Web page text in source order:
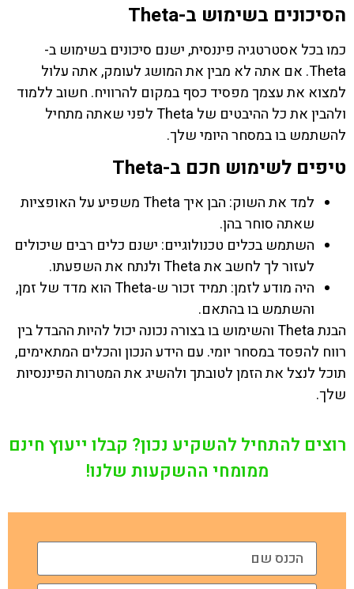
הסיכונים בשימוש ב-Theta
כמו בכל אסטרטגיה פיננסית, ישנם סיכונים בשימוש ב-
Theta. אם אתה לא מבין את המושג לעומק, אתה עלול
למצוא את עצמך מפסיד כסף במקום להרוויח. חשוב ללמוד
ולהבין את כל ההיבטים של Theta לפני שאתה מתחיל
להשתמש בו במסחר היומי שלך.
טיפים לשימוש חכם ב-Theta
למד את השוק: הבן איך Theta משפיע על האופציות
שאתה סוחר בהן.
השתמש בכלים טכנולוגיים: ישנם כלים רבים שיכולים
לעזור לך לחשב את Theta ולנתח את השפעתו.
היה מודע לזמן: תמיד זכור ש-Theta הוא מדד של זמן,
והשתמש בו בהתאם.
הבנת Theta והשימוש בו בצורה נכונה יכול להיות ההבדל בין
רווח להפסד במסחר יומי. עם הידע הנכון והכלים המתאימים,
תוכל לנצל את הזמן לטובתך ולהשיג את המטרות הפיננסיות
שלך.
רוצים להתחיל להשקיע נכון? קבלו ייעוץ חינם
ממומחי ההשקעות שלנו!